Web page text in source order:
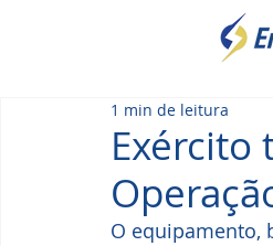
Exército
1 min de leitura
O equipamento,